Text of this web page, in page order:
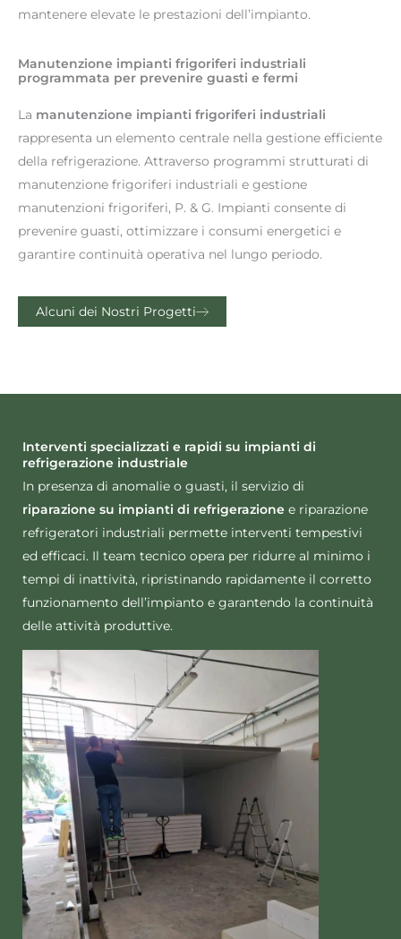
mantenere elevate le prestazioni dell’impianto.
Manutenzione impianti frigoriferi industriali
programmata per prevenire guasti e fermi
La manutenzione impianti frigoriferi industriali
rappresenta un elemento centrale nella gestione efficiente
della refrigerazione. Attraverso programmi strutturati di
manutenzione frigoriferi industriali e gestione
manutenzioni frigoriferi, P. & G. Impianti consente di
prevenire guasti, ottimizzare i consumi energetici e
garantire continuità operativa nel lungo periodo.
Alcuni dei Nostri Progetti
Interventi specializzati e rapidi su impianti di
refrigerazione industriale
In presenza di anomalie o guasti, il servizio di
riparazione su impianti di refrigerazione e riparazione
refrigeratori industriali permette interventi tempestivi
ed efficaci. Il team tecnico opera per ridurre al minimo i
tempi di inattività, ripristinando rapidamente il corretto
funzionamento dell’impianto e garantendo la continuità
delle attività produttive.